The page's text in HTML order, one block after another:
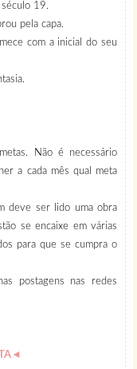
19.
pela capa.
com a inicial do seu
Não é necessário
a cada mês qual meta
deve ser lido uma obra
se encaixe em várias
para que se cumpra o
postagens nas redes
◄